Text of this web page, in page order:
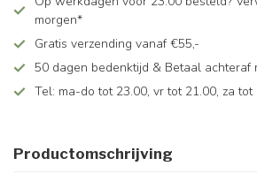
morgen*
Gratis verzending vanaf €55,-
50 dagen bedenktijd & Betaal achteraf
Tel: ma-do tot 23.00, vr tot 21.00, za tot
Productomschrijving